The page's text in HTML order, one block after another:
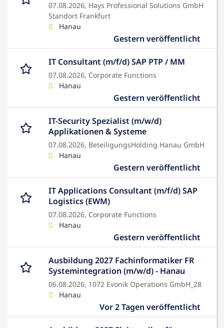
07.08.2026, Hays Professional Solutions GmbH
Standort Frankfurt
Hanau
Gestern veröffentlicht
IT Consultant (m/f/d) SAP PTP / MM
07.08.2026, Corporate Functions
Hanau
Gestern veröffentlicht
IT-Security Spezialist (m/w/d)
Applikationen & Systeme
07.08.2026, BeteiligungsHolding Hanau GmbH
Hanau
Gestern veröffentlicht
IT Applications Consultant (m/f/d) SAP
Logistics (EWM)
07.08.2026, Corporate Functions
Hanau
Gestern veröffentlicht
Ausbildung 2027 Fachinformatiker FR
Systemintegration (m/w/d) - Hanau
06.08.2026, 1072 Evonik Operations GmbH_28
Hanau
Vor 2 Tagen veröffentlicht